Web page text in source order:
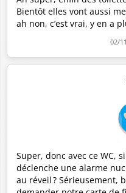
Bientôt elles vont aussi
ah non, c’est vrai, y en a
02/
Super, donc avec ce WC,
déclenche une alarme
au réveil ? Sérieusement,